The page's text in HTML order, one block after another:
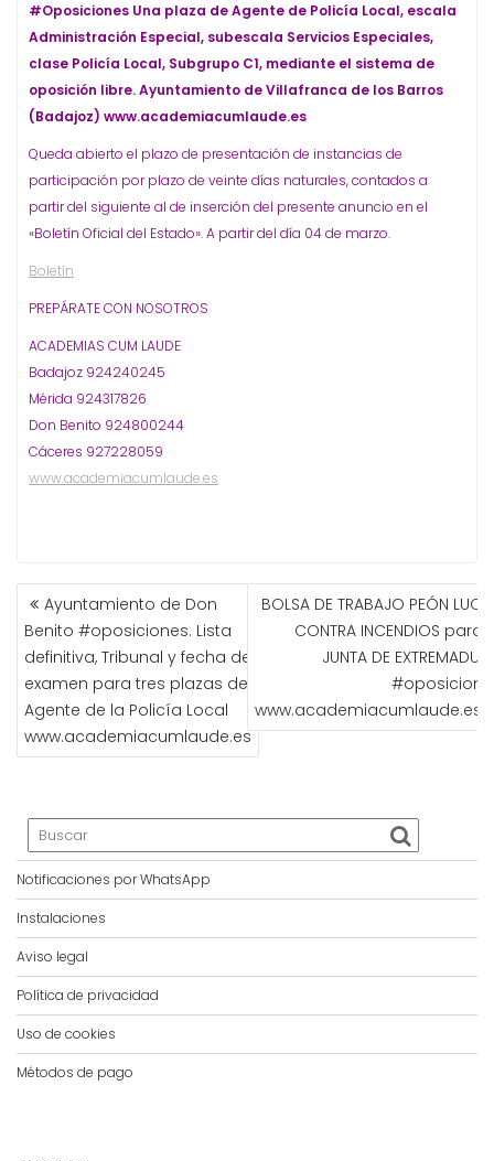
#Oposiciones Una plaza de Agente de Policía Local, escala
Administración Especial, subescala Servicios Especiales,
clase Policía Local, Subgrupo C1, mediante el sistema de
oposición libre. Ayuntamiento de Villafranca de los Barros
(Badajoz) www.academiacumlaude.es
Queda abierto el plazo de presentación de instancias de
participación por plazo de veinte días naturales, contados a
partir del siguiente al de inserción del presente anuncio en el
«Boletín Oficial del Estado». A partir del día 04 de marzo.
Boletín
PREPÁRATE CON NOSOTROS
ACADEMIAS CUM LAUDE
Badajoz 924240245
Mérida 924317826
Don Benito 924800244
Cáceres 927228059
www.academiacumlaude.es
NAVEGACIÓN
DE
ENTRADAS
Ayuntamiento de Don
Benito #oposiciones. Lista
definitiva, Tribunal y fecha de
examen para tres plazas de
Agente de la Policía Local
www.academiacumlaude.es
BOLSA DE TRABAJO PEÓN
CONTRA INCENDIOS para
JUNTA DE
www.academiacumlaude.es
Notificaciones por WhatsApp
Instalaciones
Aviso legal
Política de privacidad
Uso de cookies
Métodos de pago